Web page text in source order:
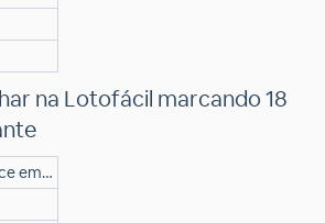
na Lotofácil marcando 18
em…